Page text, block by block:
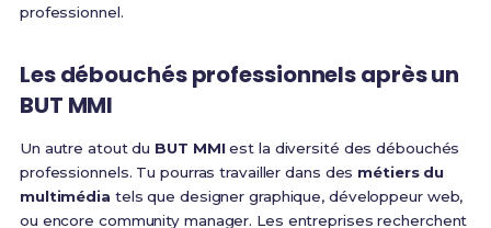
professionnel.
Les débouchés professionnels après un
BUT MMI
Un autre atout du BUT MMIest la diversité des débouchés
professionnels. Tu pourras travailler dans des métiers du
multimédia tels que designer graphique, développeur web,
ou encore community manager. Les entreprises recherchent